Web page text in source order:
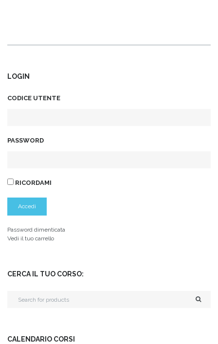
LOGIN
CODICE UTENTE
PASSWORD
RICORDAMI
Password dimenticata
Vedi il tuo carrello
CERCA IL TUO CORSO:
CALENDARIO CORSI